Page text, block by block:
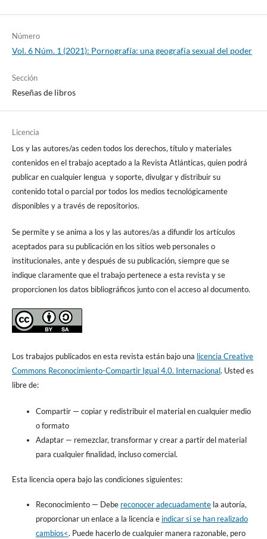
Número
Vol. 6 Núm. 1 (2021): Pornografía: una geografía sexual del poder
Sección
Reseñas de libros
Licencia
Los y las autores/as ceden todos los derechos, título y materiales
contenidos en el trabajo aceptado a la Revista Atlánticas, quien podrá
publicar en cualquier lengua y soporte, divulgar y distribuir su
contenido total o parcial por todos los medios tecnológicamente
disponibles y a través de repositorios.
Se permite y se anima a los y las autores/as a difundir los artículos
aceptados para su publicación en los sitios web personales o
institucionales, ante y después de su publicación, siempre que se
indique claramente que el trabajo pertenece a esta revista y se
proporcionen los datos bibliográficos junto con el acceso al documento.
Los trabajos publicados en esta revista están bajo una licencia Creative
Commons Reconocimiento-Compartir Igual 4.0. Internacional. Usted es
libre de:
Compartir— copiar y redistribuir el material en cualquier medio
o formato
Adaptar— remezclar, transformar y crear a partir del material
para cualquier finalidad, incluso comercial.
Esta licencia opera bajo las condiciones siguientes:
Reconocimiento— Debe reconocer adecuadamentela autoría,
proporcionar un enlace a la licencia e indicar si se han realizado
cambios<. Puede hacerlo de cualquier manera razonable, pero